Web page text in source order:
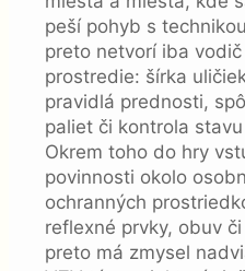
peší pohyb s
preto netvorí iba
prostredie: šírka
pravidlá prednosti,
paliet či kontrola
Okrem toho do hry
povinnosti okolo
ochranných
reflexné prvky, obuv
preto má zmysel